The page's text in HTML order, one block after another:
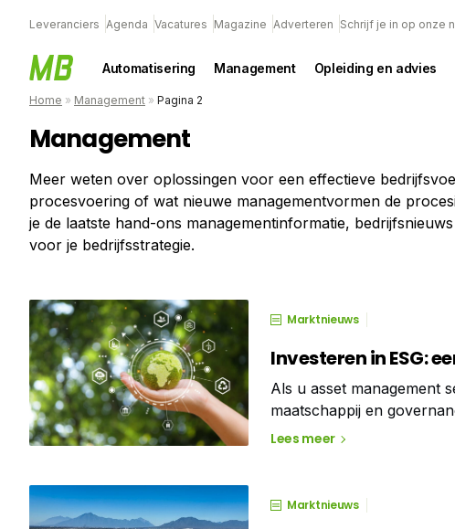
Leveranciers Agenda Vacatures Magazine Adverteren Schrijf je in op onze
Automatisering Management Opleiding en advies
Home » Management » Pagina 2
Management
Meer weten over oplossingen voor een effectieve
procesvoering of wat nieuwe managementvormen de
je de laatste hand-ons managementinformatie,
voor je bedrijfsstrategie.
Marktnieuws
Investeren in ESG:
Als u asset management
maatschappij en
staan. Denk er niet alleen
Lees meer
Marktnieuws